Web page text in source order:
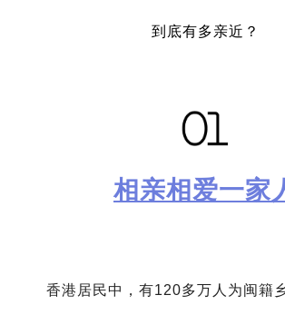
到底有多亲近？
相亲相爱一家
香港居民中，有120多万人为闽籍